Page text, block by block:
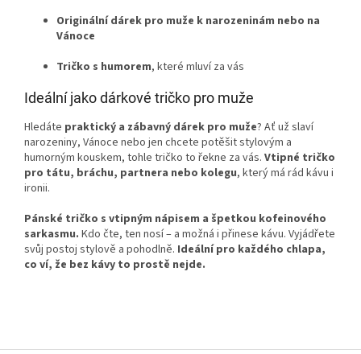
Originální dárek pro muže k narozeninám nebo na
Vánoce
Tričko s humorem, které mluví za vás
Ideální jako dárkové tričko pro muže
Hledáte praktický a zábavný dárek pro muže? Ať už slaví
narozeniny, Vánoce nebo jen chcete potěšit stylovým a
humorným kouskem, tohle tričko to řekne za vás. Vtipné tričko
pro tátu, bráchu, partnera nebo kolegu, který má rád kávu i
ironii.
Pánské tričko s vtipným nápisem a špetkou kofeinového
sarkasmu. Kdo čte, ten nosí – a možná i přinese kávu. Vyjádřete
svůj postoj stylově a pohodlně. Ideální pro každého chlapa,
co ví, že bez kávy to prostě nejde.